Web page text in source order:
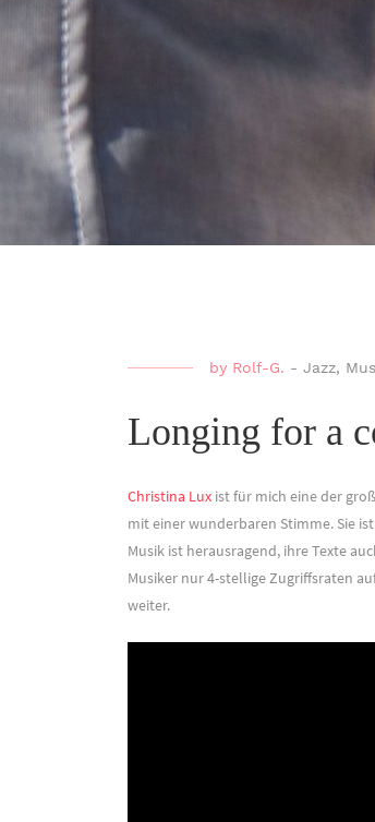
by Rolf-G. - Jazz,
Longing for a
Christina Lux ist für mich eine der
mit einer wunderbaren Stimme. Sie
Musik ist herausragend, ihre Texte
Musiker nur 4-stellige Zugriffsraten
weiter.